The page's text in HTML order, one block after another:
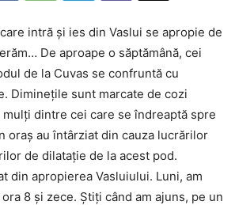
intră și ies din Vaslui se apropie de
De aproape o săptămână, cei
de la Cuvas se confruntă cu
Diminețile sunt marcate de cozi
dintre cei care se îndreaptă spre
oraș au întârziat din cauza lucrărilor
de dilatație de la acest pod.
din apropierea Vasluiului. Luni, am
8 și zece. Știți când am ajuns, pe un